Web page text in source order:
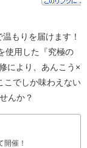
もりを届けます！
使用した『究極の
により、あんこう×
こでしか味わえない
んか？
催！